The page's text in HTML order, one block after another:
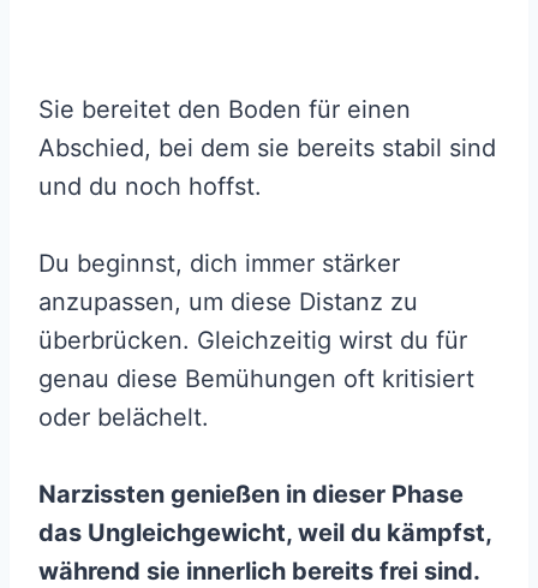
Sie bereitet den Boden für einen
Abschied, bei dem sie bereits stabil sind
und du noch hoffst.
Du beginnst, dich immer stärker
anzupassen, um diese Distanz zu
überbrücken. Gleichzeitig wirst du für
genau diese Bemühungen oft kritisiert
oder belächelt.
Narzissten genießen in dieser Phase
das Ungleichgewicht, weil du kämpfst,
während sie innerlich bereits frei sind.